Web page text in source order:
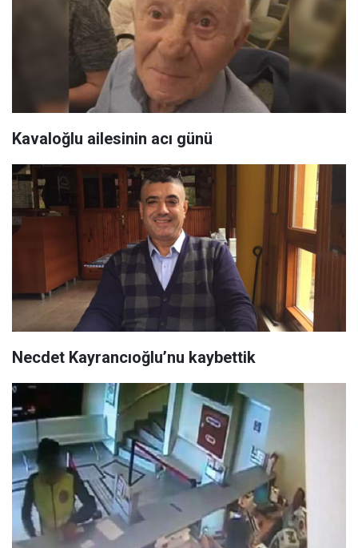
Kavaloğlu ailesinin acı günü
Necdet Kayrancıoğlu’nu kaybettik